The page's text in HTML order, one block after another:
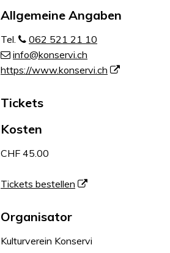
Allgemeine Angaben
Tel.
062 521 21 10
info@konservi.ch
https://www.konservi.ch
Tickets
Kosten
CHF 45.00
Tickets bestellen
Organisator
Kulturverein Konservi